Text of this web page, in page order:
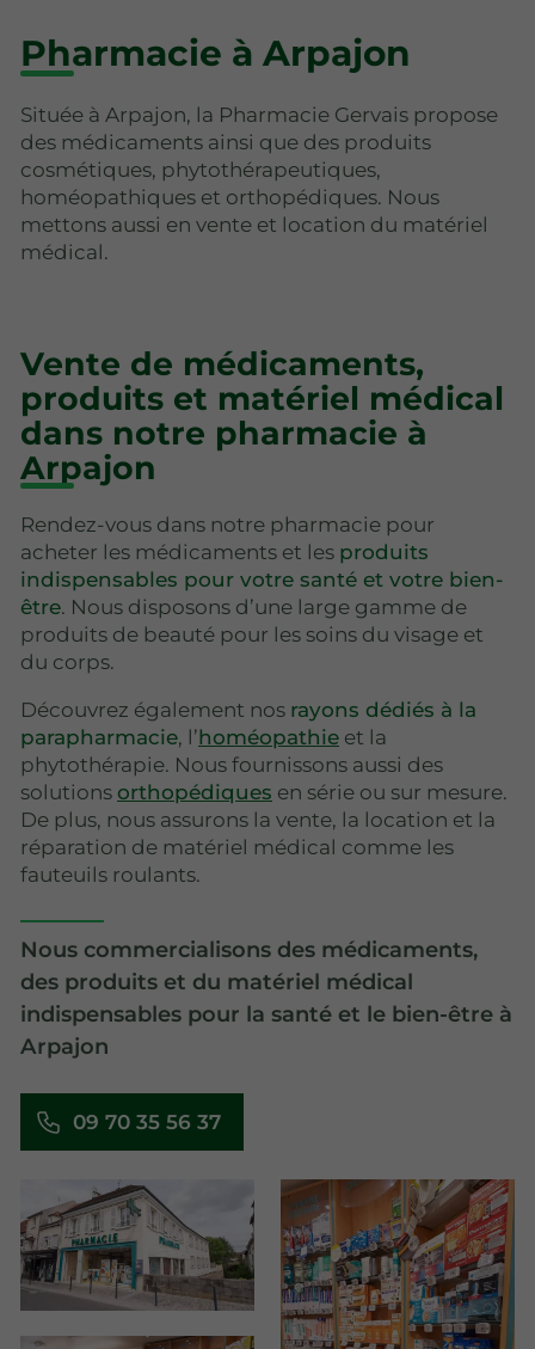
Pharmacie à Arpajon
Située à Arpajon, la Pharmacie Gervais propose
des médicaments ainsi que des produits
cosmétiques, phytothérapeutiques,
homéopathiques et orthopédiques. Nous
mettons aussi en vente et location du matériel
médical.
Vente de médicaments,
produits et matériel médical
dans notre pharmacie à
Arpajon
Rendez-vous dans notre pharmacie pour
acheter les médicaments et les produits
indispensables pour votre santé et votre bien-
être. Nous disposons d’une large gamme de
produits de beauté pour les soins du visage et
du corps.
Découvrez également nos rayons dédiés à la
parapharmacie, l’homéopathie et la
phytothérapie. Nous fournissons aussi des
solutions orthopédiques en série ou sur mesure.
De plus, nous assurons la vente, la location et la
réparation de matériel médical comme les
fauteuils roulants.
Nous commercialisons des médicaments,
des produits et du matériel médical
indispensables pour la santé et le bien-être à
Arpajon
09 70 35 56 37